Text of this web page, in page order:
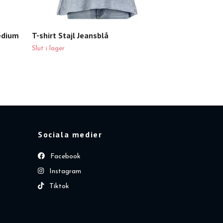
T-shirt Stajl Jeansblå
Slut i lager
Sociala medier
Facebook
Instagram
Tiktok